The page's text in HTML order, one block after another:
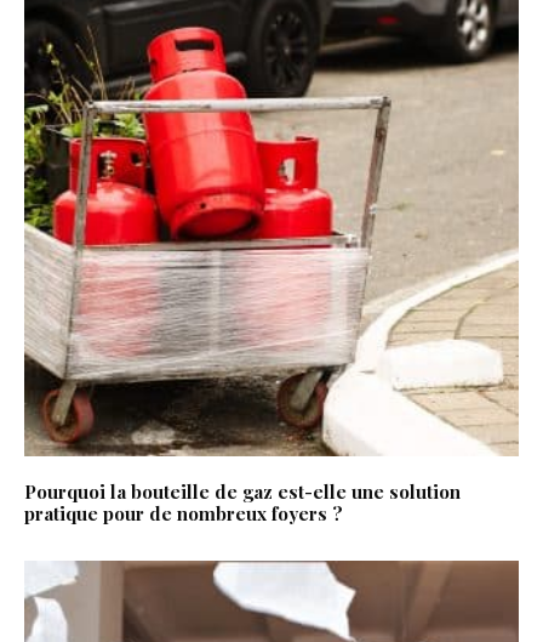
Pourquoi la bouteille de gaz est-elle une solution
pratique pour de nombreux foyers ?